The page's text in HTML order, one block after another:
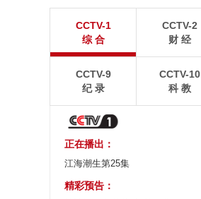
8月5日，“科伦坡”轮缓缓驶离山东港口青岛港前湾联
合集装箱码头。
CCTV-1
综 合
CCTV-2
财 经
CCTV-9
纪 录
CCTV-10
科 教
正在播出：
江海潮生第25集
精彩预告：